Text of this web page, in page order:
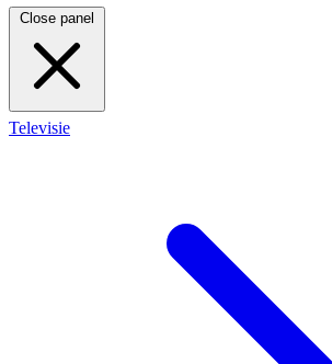
Close panel
Televisie